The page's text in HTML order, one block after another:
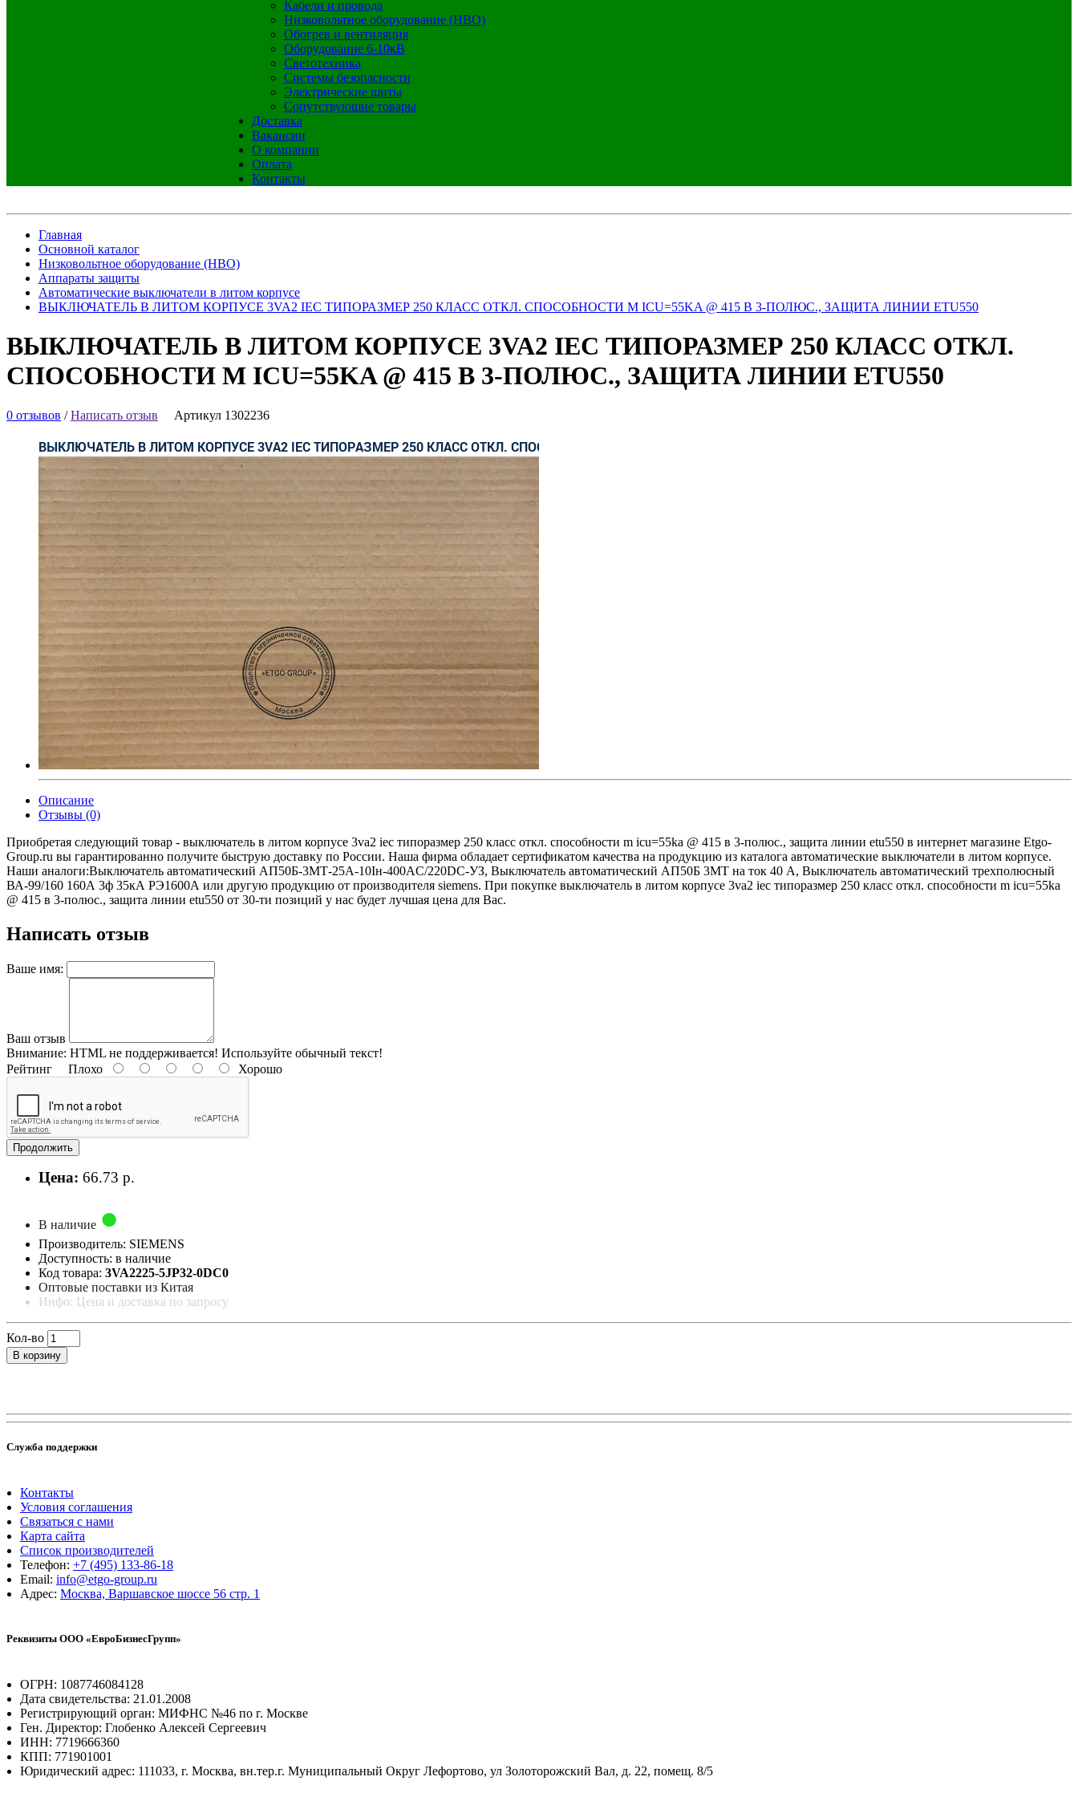
Кабели и провода
Низковольтное оборудование (НВО)
Обогрев и вентиляция
Оборудование 6-10кВ
Светотехника
Системы безопасности
Электрические щиты
Сопутствующие товары
Доставка
Вакансии
О компании
Оплата
Контакты
Главная
Основной каталог
Низковольтное оборудование (НВО)
Аппараты защиты
Автоматические выключатели в литом корпусе
ВЫКЛЮЧАТЕЛЬ В ЛИТОМ КОРПУСЕ 3VA2 IEC ТИПОРАЗМЕР 250 КЛАСС ОТКЛ. СПОСОБНОСТИ M ICU=55KA @ 415 В 3-ПОЛЮС., ЗАЩИТА ЛИНИИ ETU550
ВЫКЛЮЧАТЕЛЬ В ЛИТОМ КОРПУСЕ 3VA2 IEC ТИПОРАЗМЕР 250 КЛАСС ОТКЛ.
СПОСОБНОСТИ M ICU=55KA @ 415 В 3-ПОЛЮС., ЗАЩИТА ЛИНИИ ETU550
0 отзывов /Написать отзыв Артикул 1302236
Описание
Отзывы (0)
Приобретая следующий товар - выключатель в литом корпусе 3va2 iec типоразмер 250 класс откл. способности m icu=55ka @ 415 в 3-полюс., защита линии etu550 в интернет магазине Etgo-
Group.ru вы гарантированно получите быструю доставку по России. Наша фирма обладает сертификатом качества на продукцию из каталога автоматические выключатели в литом корпусе.
Наши аналоги:Выключатель автоматический АП50Б-3МТ-25А-10Iн-400AС/220DC-УЗ, Выключатель автоматический АП50Б 3МТ на ток 40 A, Выключатель автоматический трехполюсный
ВА-99/160 160А 3ф 35кА РЭ1600А или другую продукцию от производителя siemens. При покупке выключатель в литом корпусе 3va2 iec типоразмер 250 класс откл. способности m icu=55ka
@ 415 в 3-полюс., защита линии etu550 от 30-ти позиций у нас будет лучшая цена для Вас.
Написать отзыв
Ваше имя:
Ваш отзыв
Внимание: HTML не поддерживается! Используйте обычный текст!
Рейтинг Плохо Хорошо
Продолжить
Цена: 66.73 р.
В наличие
Производитель: SIEMENS
Доступность: в наличие
Код товара: 3VA2225-5JP32-0DC0
Оптовые поставки из Китая
Инфо: Цена и доставка по запросу
Кол-во
В корзину
Служба поддержки
Контакты
Условия соглашения
Связаться с нами
Карта сайта
Список производителей
Телефон: +7 (495) 133-86-18
Email: info@etgo-group.ru
Адрес: Москва, Варшавское шоссе 56 стр. 1
Реквизиты ООО «ЕвроБизнесГрупп»
ОГРН: 1087746084128
Дата свидетельства: 21.01.2008
Регистрирующий орган: МИФНС №46 по г. Москве
Ген. Директор: Глобенко Алексей Сергеевич
ИНН: 7719666360
КПП: 771901001
Юридический адрес: 111033, г. Москва, вн.тер.г. Муниципальный Округ Лефортово, ул Золоторожский Вал, д. 22, помещ. 8/5